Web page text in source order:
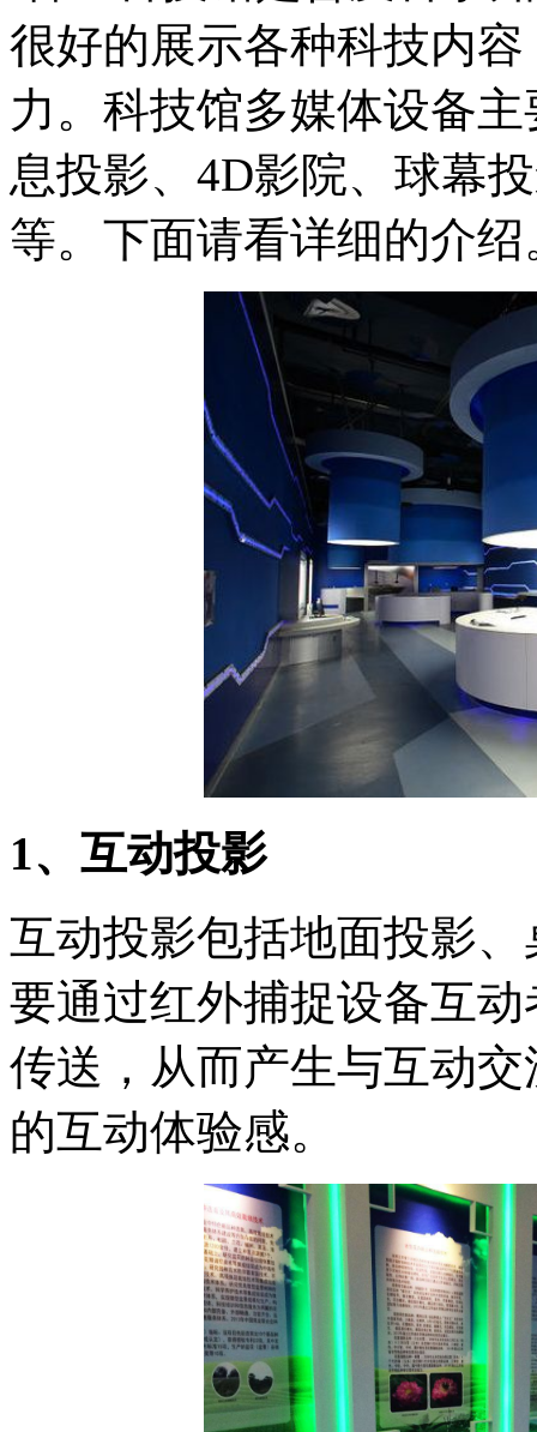
很好的展示各种科技内
力。科技馆多媒体设备
息投影、4D影院、球幕
等。下面请看详细的介绍
1、互动投影
互动投影包括地面投影
要通过红外捕捉设备互
传送，从而产生与互动
的互动体验感。